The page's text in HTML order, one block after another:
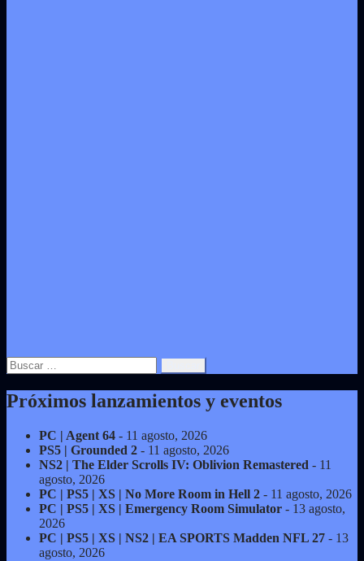
Buscar:
Próximos lanzamientos y eventos
PC | Agent 64 - 11 agosto, 2026
PS5 | Grounded 2 - 11 agosto, 2026
NS2 | The Elder Scrolls IV: Oblivion Remastered - 11
agosto, 2026
PC | PS5 | XS | No More Room in Hell 2 - 11 agosto, 2026
PC | PS5 | XS | Emergency Room Simulator - 13 agosto,
2026
PC | PS5 | XS | NS2 | EA SPORTS Madden NFL 27 - 13
agosto, 2026